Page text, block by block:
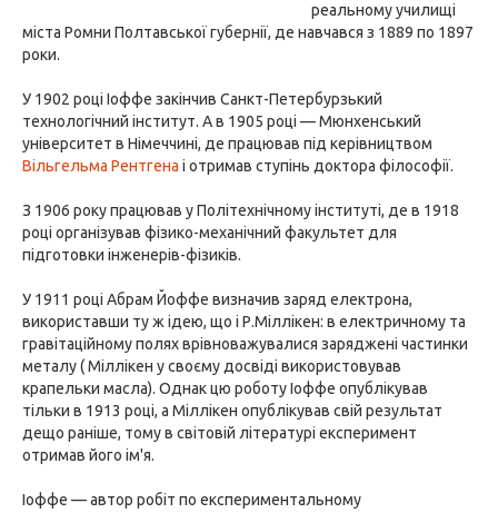
реальному училищі
міста Ромни Полтавської губернії, де навчався з 1889 по 1897
роки.
У 1902 році Іоффе закінчив Санкт-Петербурзький
технологічний інститут. А в 1905 році — Мюнхенський
університет в Німеччині, де працював під керівництвом
Вільгельма Рентгена і отримав ступінь доктора філософії.
З 1906 року працював у Політехнічному інституті, де в 1918
році організував фізико-механічний факультет для
підготовки інженерів-фізиків.
У 1911 році Абрам Йоффе визначив заряд електрона,
використавши ту ж ідею, що і Р.Міллікен: в електричному та
гравітаційному полях врівноважувалися заряджені частинки
металу ( Міллікен у своєму досвіді використовував
крапельки масла). Однак цю роботу Іоффе опублікував
тільки в 1913 році, а Міллікен опублікував свій результат
дещо раніше, тому в світовій літературі експеримент
отримав його ім'я.
Іоффе — автор робіт по експериментальному